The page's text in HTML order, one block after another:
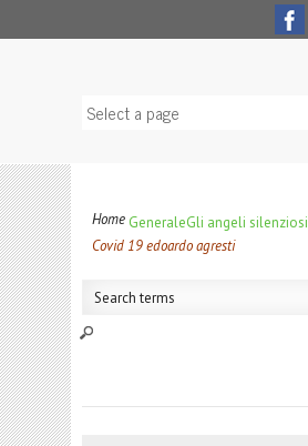
Home GeneraleGli angeli silenziosi
Covid 19 edoardo agresti